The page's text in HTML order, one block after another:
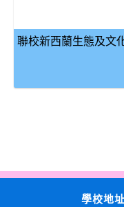
聯校新西蘭生態及文
學校地